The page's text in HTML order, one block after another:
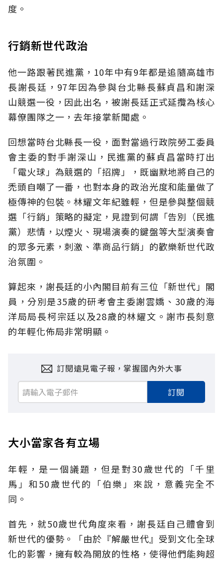
度。
行銷新世代政治
他一路跟著民進黨，10年中有9年都是追隨高雄市
長謝長廷，97年因為參與台北縣長蘇貞昌和謝深
山競選一役，因此出名，被謝長廷正式延攬為核心
幕僚團隊之一，去年接掌新聞處。
回想當時台北縣長一役，面對當過行政院勞工委員
會主委的對手謝深山，民進黨的蘇貞昌當時打出
「電火球」為競選的「招牌」，既幽默地將自己的
禿頭自嘲了一番，也對本身的政治光度和能量做了
極傳神的包裝。林耀文年紀雖輕，但是參與整個競
選「行銷」策略的擬定，見證到何謂「告別（民進
黨）悲情，以煙火、現場演奏的鍵盤等大型演奏會
的眾多元素，刺激、準商品行銷」的歡樂新世代政
治氛圍。
算起來，謝長廷的小內閣目前有三位「新世代」閣
員，分別是35歲的研考會主委謝雲嬌、30歲的海
洋局局長柯宗廷以及28歲的林耀文。謝市長刻意
的年輕化佈局非常明顯。
訂閱遠見電子報，掌握國內外大事
訂閱
大小當家各有立場
年輕，是一個議題，但是對30歲世代的「千里
馬」和50歲世代的「伯樂」來說，意義完全不
同。
首先，就50歲世代角度來看，謝長廷自己體會到
新世代的優勢。「由於『解嚴世代』受到文化全球
化的影響，擁有較為開放的性格，使得他們能夠超